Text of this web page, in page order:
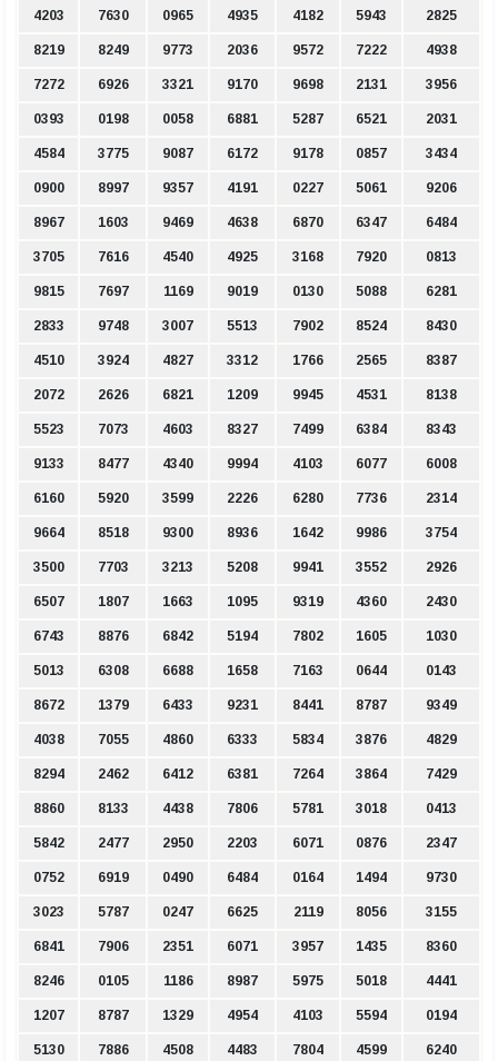
4203 7630 0965 4935 4182 5943 2825
8219 8249 9773 2036 9572 7222 4938
7272 6926 3321 9170 9698 2131 3956
0393 0198 0058 6881 5287 6521 2031
4584 3775 9087 6172 9178 0857 3434
0900 8997 9357 4191 0227 5061 9206
8967 1603 9469 4638 6870 6347 6484
3705 7616 4540 4925 3168 7920 0813
9815 7697 1169 9019 0130 5088 6281
2833 9748 3007 5513 7902 8524 8430
4510 3924 4827 3312 1766 2565 8387
2072 2626 6821 1209 9945 4531 8138
5523 7073 4603 8327 7499 6384 8343
9133 8477 4340 9994 4103 6077 6008
6160 5920 3599 2226 6280 7736 2314
9664 8518 9300 8936 1642 9986 3754
3500 7703 3213 5208 9941 3552 2926
6507 1807 1663 1095 9319 4360 2430
6743 8876 6842 5194 7802 1605 1030
5013 6308 6688 1658 7163 0644 0143
8672 1379 6433 9231 8441 8787 9349
4038 7055 4860 6333 5834 3876 4829
8294 2462 6412 6381 7264 3864 7429
8860 8133 4438 7806 5781 3018 0413
5842 2477 2950 2203 6071 0876 2347
0752 6919 0490 6484 0164 1494 9730
3023 5787 0247 6625 2119 8056 3155
6841 7906 2351 6071 3957 1435 8360
8246 0105 1186 8987 5975 5018 4441
1207 8787 1329 4954 4103 5594 0194
5130 7886 4508 4483 7804 4599 6240